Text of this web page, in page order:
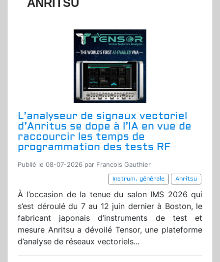
ANRITSU
L’analyseur de signaux vectoriel
d’Anritus se dope à l’IA en vue de
raccourcir les temps de
programmation des tests RF
Publié le 08-07-2026 par Francois Gauthier
Instrum. générale
Anritsu
À l’occasion de la tenue du salon IMS 2026 qui
s’est déroulé du 7 au 12 juin dernier à Boston, le
fabricant japonais d’instruments de test et
mesure Anritsu a dévoilé Tensor, une plateforme
d’analyse de réseaux vectoriels...